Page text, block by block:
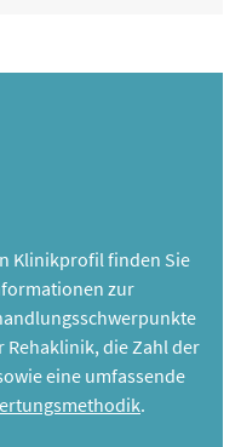
Klinikprofil finden Sie
zur
die Zahl der
eine umfassende
.